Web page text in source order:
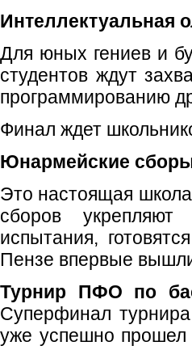
Интеллектуальная
Для юных гениев и
студентов ждут
программированию
Финал ждет
Юнармейские
Это настоящая
сборов
испытания,
Пензе впервые
Турнир ПФО по
Суперфинал
уже успешно